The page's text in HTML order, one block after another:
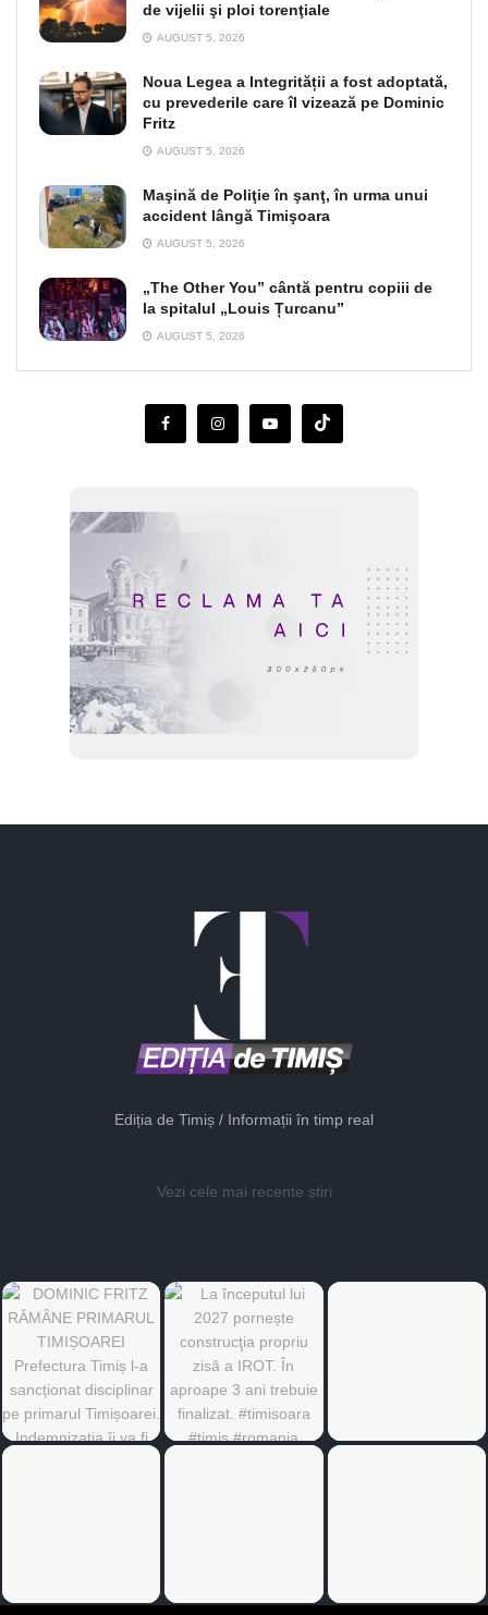
de vijelii şi ploi torenţiale
AUGUST 5, 2026
Noua Legea a Integrității a fost adoptată,
cu prevederile care îl vizează pe Dominic
Fritz
AUGUST 5, 2026
Maşină de Poliţie în şanţ, în urma unui
accident lângă Timişoara
AUGUST 5, 2026
„The Other You” cântă pentru copiii de
la spitalul „Louis Țurcanu”
AUGUST 5, 2026
Ediția de Timiș / Informații în timp real
Vezi cele mai recente știri